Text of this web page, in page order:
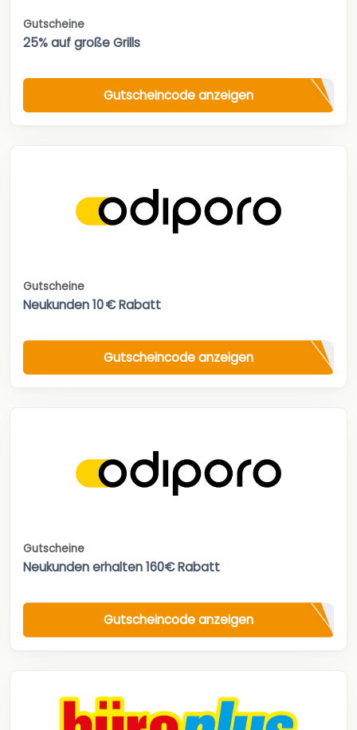
Gutscheine
25% auf große Grills
Gutscheincode anzeigen
Gutscheine
Neukunden 10 € Rabatt
Gutscheincode anzeigen
Gutscheine
Neukunden erhalten 160€ Rabatt
Gutscheincode anzeigen